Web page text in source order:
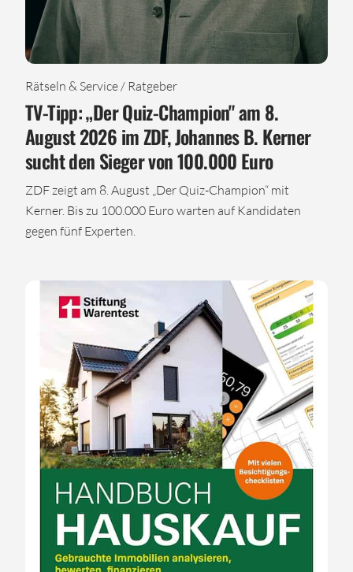
Rätseln & Service / Ratgeber
TV-Tipp: „Der Quiz-Champion" am 8.
August 2026 im ZDF, Johannes B. Kerner
sucht den Sieger von 100.000 Euro
ZDF zeigt am 8. August „Der Quiz-Champion“ mit
Kerner. Bis zu 100.000 Euro warten auf Kandidaten
gegen fünf Experten.